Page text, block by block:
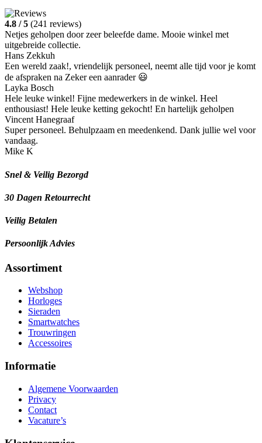
4.8 / 5 (241 reviews)
Netjes geholpen door zeer beleefde dame. Mooie winkel met
uitgebreide collectie.
Hans Zekkuh
Een wereld zaak!, vriendelijk personeel, neemt alle tijd voor je komt
de afspraken na Zeker een aanrader 😃
Layka Bosch
Hele leuke winkel! Fijne medewerkers in de winkel. Heel
enthousiast! Hele leuke ketting gekocht! En hartelijk geholpen
Vincent Hanegraaf
Super personeel. Behulpzaam en meedenkend. Dank jullie wel voor
vandaag.
Mike K
Snel & Veilig Bezorgd
30 Dagen Retourrecht
Veilig Betalen
Persoonlijk Advies
Assortiment
Webshop
Horloges
Sieraden
Smartwatches
Trouwringen
Accessoires
Informatie
Algemene Voorwaarden
Privacy
Contact
Vacature’s